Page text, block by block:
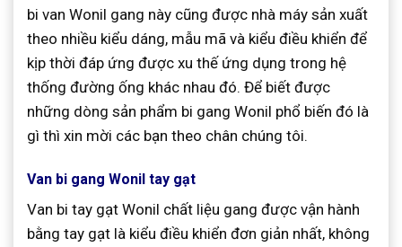
bi van Wonil gang này cũng được nhà máy sản xuất
theo nhiều kiểu dáng, mẫu mã và kiểu điều khiển để
kịp thời đáp ứng được xu thế ứng dụng trong hệ
thống đường ống khác nhau đó. Để biết được
những dòng sản phẩm bi gang Wonil phổ biến đó là
gì thì xin mời các bạn theo chân chúng tôi.
Van bi gang Wonil tay gạt
Van bi tay gạt Wonil chất liệu gang được vận hành
bằng tay gạt là kiểu điều khiển đơn giản nhất, không